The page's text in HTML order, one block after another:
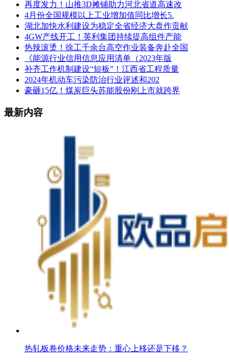
再度发力！山推3D摊铺助力河北省道高速改
4月份全国规模以上工业增加值同比增长5.
湖北加快水利建设为稳定全省经济大盘作贡献
4GW产线开工！英利集团持续提高组件产能
热辣滚烫！徐工千余台高空作业装备奔赴全国
《能源行业信用信息应用清单（2023年版
补齐工作机制建设“短板”！江西省工程质量
2024年机动车污染防治行业评述和202
豪砸15亿！煤炭巨头苏能股份刚上市就跨界
最新内容
热轧板卷价格未来走势：重心上移还是下移？